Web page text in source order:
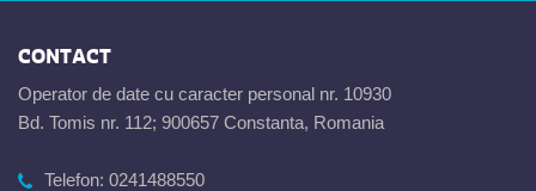
CONTACT
Operator de date cu caracter personal nr. 10930
Bd. Tomis nr. 112; 900657 Constanta, Romania
Telefon: 0241488550